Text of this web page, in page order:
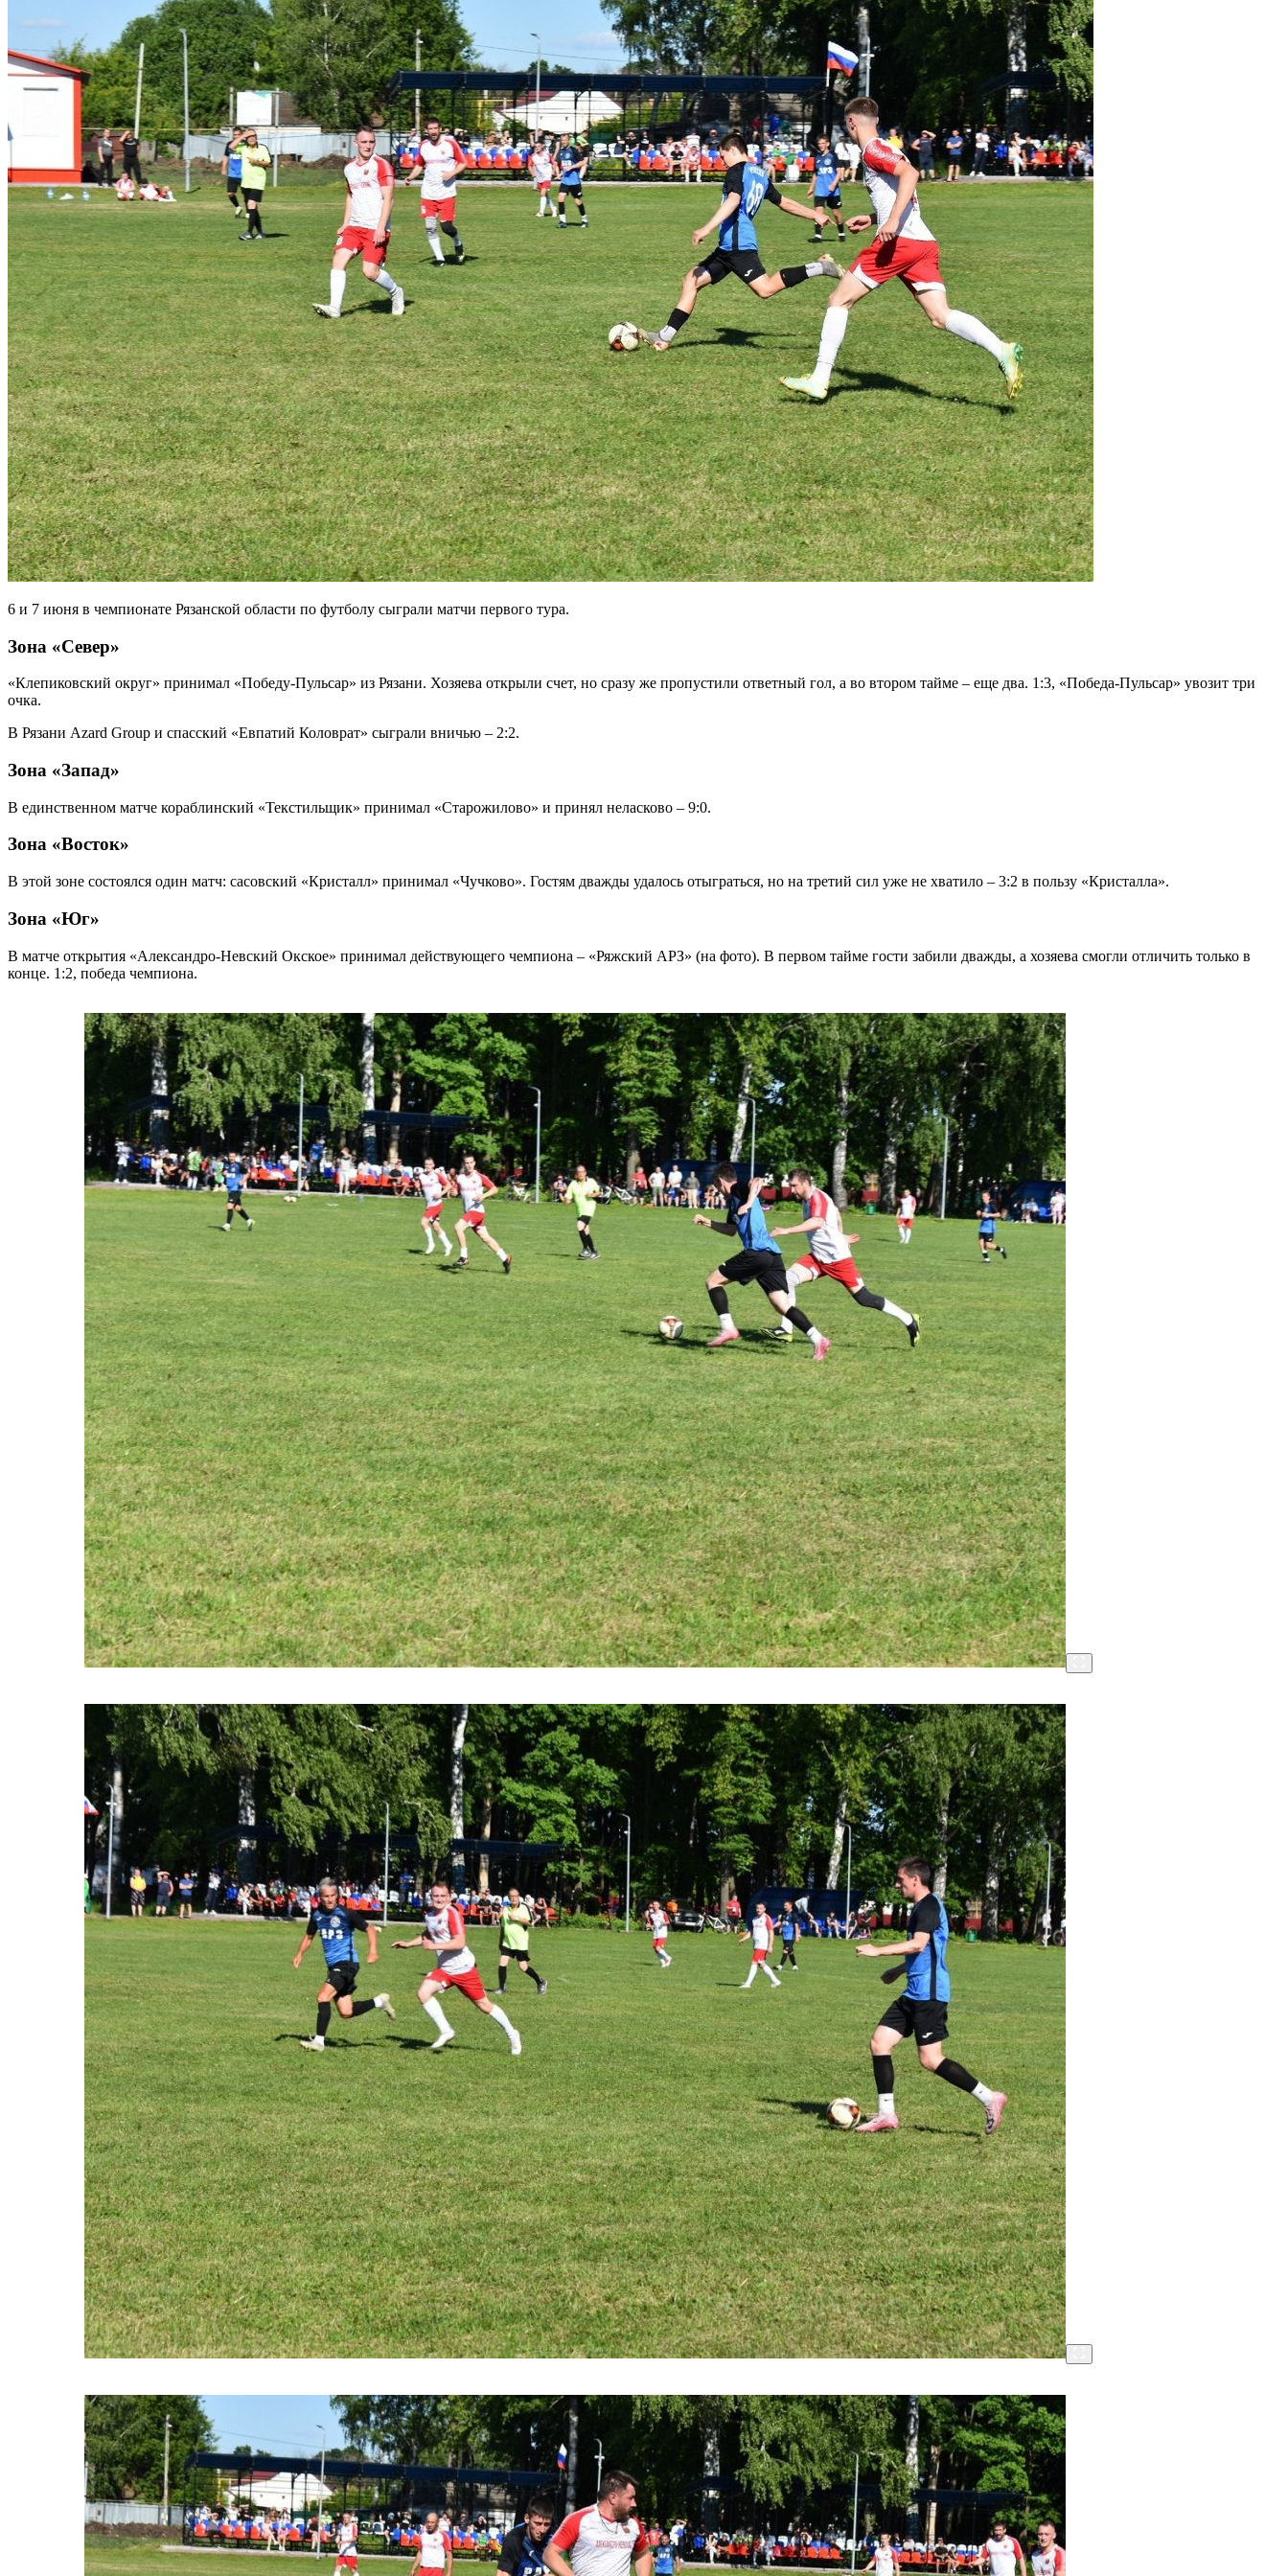
6 и 7 июня в чемпионате Рязанской области по футболу сыграли матчи первого тура.
Зона «Север»
«Клепиковский округ» принимал «Победу-Пульсар» из Рязани. Хозяева открыли счет, но сразу же пропустили ответный гол, а во втором тайме – еще два. 1:3, «Победа-Пульсар» увозит три
очка.
В Рязани Azard Group и спасский «Евпатий Коловрат» сыграли вничью – 2:2.
Зона «Запад»
В единственном матче кораблинский «Текстильщик» принимал «Старожилово» и принял неласково – 9:0.
Зона «Восток»
В этой зоне состоялся один матч: сасовский «Кристалл» принимал «Чучково». Гостям дважды удалось отыграться, но на третий сил уже не хватило – 3:2 в пользу «Кристалла».
Зона «Юг»
В матче открытия «Александро-Невский Окское» принимал действующего чемпиона – «Ряжский АРЗ» (на фото). В первом тайме гости забили дважды, а хозяева смогли отличить только в
конце. 1:2, победа чемпиона.